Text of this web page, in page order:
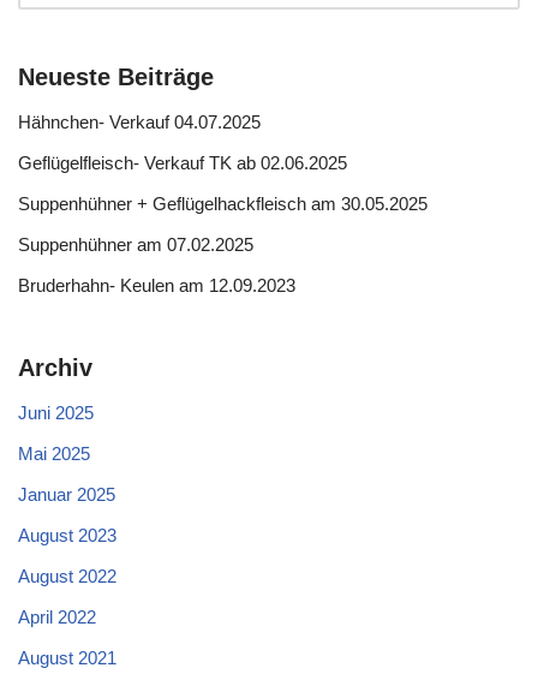
Neueste Beiträge
Hähnchen- Verkauf 04.07.2025
Geflügelfleisch- Verkauf TK ab 02.06.2025
Suppenhühner + Geflügelhackfleisch am 30.05.2025
Suppenhühner am 07.02.2025
Bruderhahn- Keulen am 12.09.2023
Archiv
Juni 2025
Mai 2025
Januar 2025
August 2023
August 2022
April 2022
August 2021